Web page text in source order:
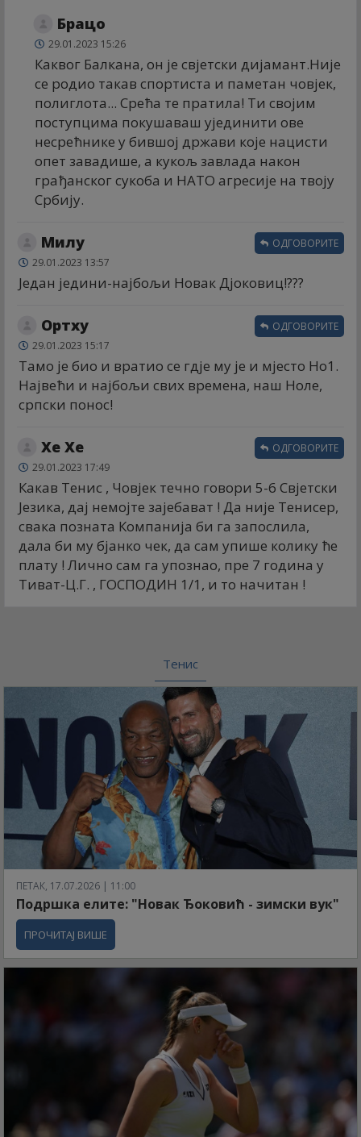
Брацо
29.01.2023 15:26
Каквог Балкана, он је свјетски дијамант.Није
се родио такав спортиста и паметан човјек,
полиглота... Срећа те пратила! Ти својим
поступцима покушаваш ујединити ове
несрећнике у бившој држави које нацисти
опет завадише, а кукољ завлада након
грађанског сукоба и НАТО агресије на твоју
Србију.
Милy
29.01.2023 13:57
Један једини-најбољи Новак Дјоковиц!???
ОДГОВОРИТЕ
Ортхy
29.01.2023 15:17
Тамо је био и вратио се гдје му је и мјесто Но1.
Највећи и најбољи свих времена, наш Ноле,
српски понос!
ОДГОВОРИТЕ
Хе Хе
29.01.2023 17:49
Какав Тенис , Човјек течно говори 5-6 Свјетски
Језика, дај немојте зајебават ! Да није Тенисер,
свака позната Компанија би га запослила,
дала би му бјанко чек, да сам упише колику ће
плату ! Лично сам га упознао, пре 7 година у
Тиват-Ц.Г. , ГОСПОДИН 1/1, и то начитан !
ОДГОВОРИТЕ
Тенис
ПЕТАК, 17.07.2026 | 11:00
Подршка елите: "Новак Ђоковић - зимски вук"
ПРОЧИТАЈ ВИШЕ